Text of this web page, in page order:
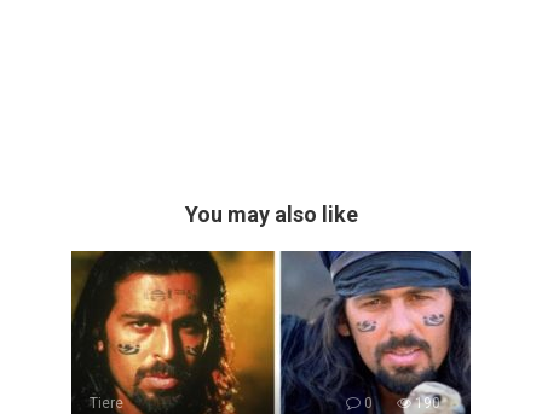
You may also like
Tiere 0 190